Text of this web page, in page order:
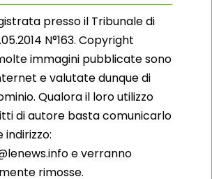
presso il Tribunale di
N°163. Copyright
immagini pubblicate sono
e valutate dunque di
Qualora il loro utilizzo
di autore basta comunicarlo
indirizzo:
e verranno
rimosse.